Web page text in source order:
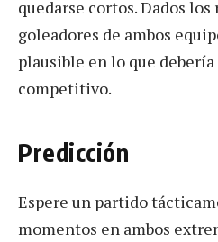
quedarse cortos. Dados
goleadores de ambos
plausible en lo que
competitivo.
Predicción
Espere un partido
momentos en ambos